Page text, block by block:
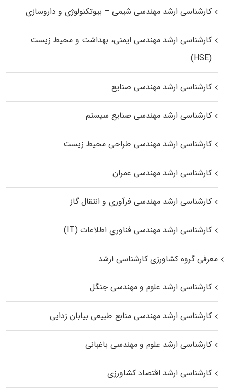
کارشناسی ارشد مهندسی شیمی – بیوتکنولوژی و داروسازی
کارشناسی ارشد مهندسی ایمنی، بهداشت و محیط زیست
(HSE)
کارشناسی ارشد مهندسی صنایع
کارشناسی ارشد مهندسی صنایع سیستم
کارشناسی ارشد مهندسی طراحی محیط زیست
کارشناسی ارشد مهندسی عمران
کارشناسی ارشد مهندسی فرآوری و انتقال گاز
کارشناسی ارشد مهندسی فناوری اطلاعات (IT)
معرفی گروه کشاورزی کارشناسی ارشد
کارشناسی ارشد علوم و مهندسی جنگل
کارشناسی ارشد مهندسی منابع طبیعی بیابان زدایی
کارشناسی ارشد علوم و مهندسی باغبانی
کارشناسی ارشد اقتصاد کشاورزی